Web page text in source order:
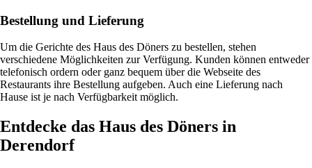
Bestellung und Lieferung
Um die Gerichte des Haus des Döners zu bestellen, stehen
verschiedene Möglichkeiten zur Verfügung. Kunden können entweder
telefonisch ordern oder ganz bequem über die Webseite des
Restaurants ihre Bestellung aufgeben. Auch eine Lieferung nach
Hause ist je nach Verfügbarkeit möglich.
Entdecke das Haus des Döners in
Derendorf